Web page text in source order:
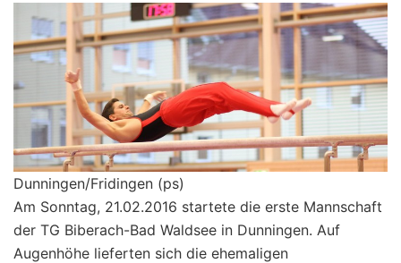
Dunningen/Fridingen (ps)
Am Sonntag, 21.02.2016 startete die erste Mannschaft
der TG Biberach-Bad Waldsee in Dunningen. Auf
Augenhöhe lieferten sich die ehemaligen